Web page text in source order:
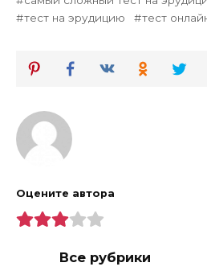
тест на эрудицию
тест
Оцените автора
Все рубрики